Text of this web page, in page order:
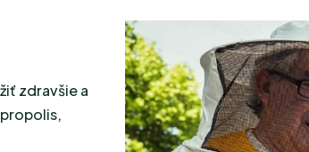
zdravšie a